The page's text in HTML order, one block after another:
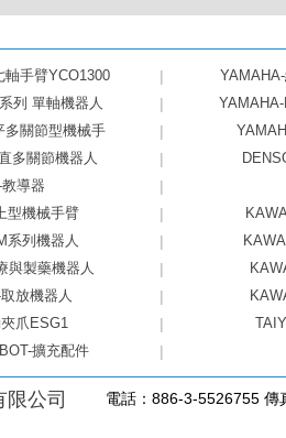
軸手臂YCO1300 |
列 單軸機器人
|
多關節型機械手
|
多關節機器人
|
導器
|
型機械手臂
|
系列機器人
|
與製藥機器人
|
放機器人
|
爪ESG1
|
擴充配件
|
公司 電話：886-3-5526755